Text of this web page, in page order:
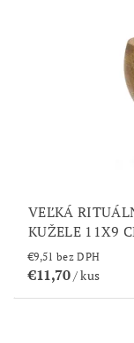
VEĽKÁ
KUŽELE 11X9
€9,51 bez DPH
€11,70/ kus